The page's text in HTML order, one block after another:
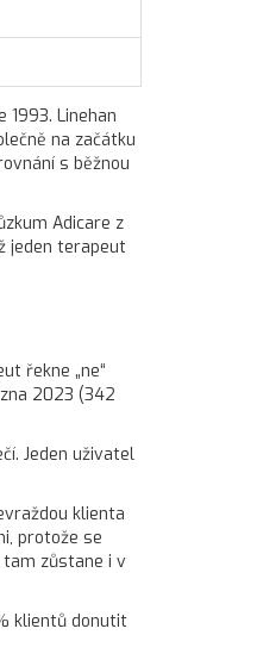
Linehan
na začátku
s běžnou
Adicare z
jeden terapeut
řekne „ne“
2023 (342
Jeden uživatel
klienta
protože se
zůstane i v
klientů donutit